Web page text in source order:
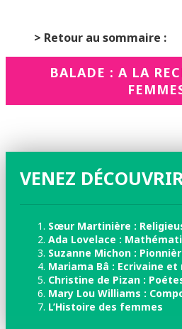
> Retour au sommaire :
BALADE : A LA
VENEZ
Sœur Martinière :
Ada Lovelace :
Suzanne Michon :
Mariama Bâ : Ecrivaine
Christine de Pizan :
Mary Lou Williams :
L’Histoire des femmes